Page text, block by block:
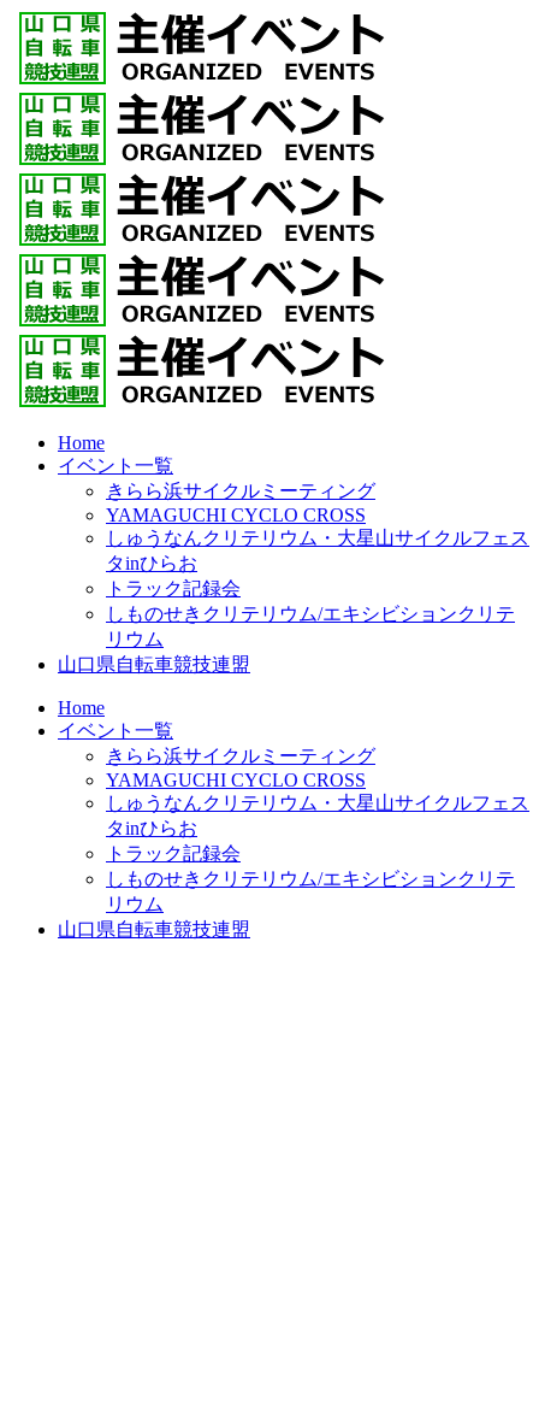
Home
イベント一覧
きらら浜サイクルミーティング
YAMAGUCHI CYCLO CROSS
しゅうなんクリテリウム・大星山サイクルフェス
タinひらお
トラック記録会
しものせきクリテリウム/エキシビションクリテ
リウム
山口県自転車競技連盟
Home
イベント一覧
きらら浜サイクルミーティング
YAMAGUCHI CYCLO CROSS
しゅうなんクリテリウム・大星山サイクルフェス
タinひらお
トラック記録会
しものせきクリテリウム/エキシビションクリテ
リウム
山口県自転車競技連盟